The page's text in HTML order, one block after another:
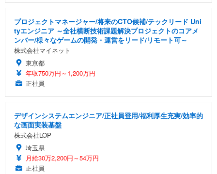
プロジェクトマネージャー/将来のCTO候補/テックリード Uni
tyエンジニア ～全社横断技術課題解決プロジェクトのコアメ
ンバー/様々なゲームの開発・運営をリード/リモート可～
株式会社マイネット
東京都
年収750万円～1,200万円
正社員
デザインシステムエンジニア/正社員登用/福利厚生充実/効率的
な画面実装基盤
株式会社LOP
埼玉県
月給30万2,200円～54万円
正社員